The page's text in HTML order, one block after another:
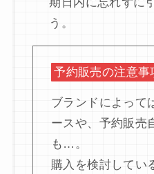
う。
予約販売の注意事
ブランドによって
ースや、予約販売
も…。
購入を検討してい